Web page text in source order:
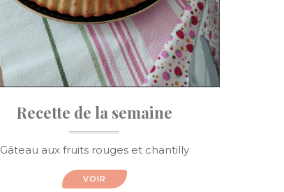
Recette de la semaine
Gâteau aux fruits rouges et chantilly
VOIR